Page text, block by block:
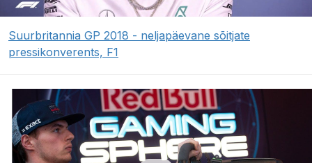
Suurbritannia GP 2018 - neljapäevane sõitjate
pressikonverents, F1